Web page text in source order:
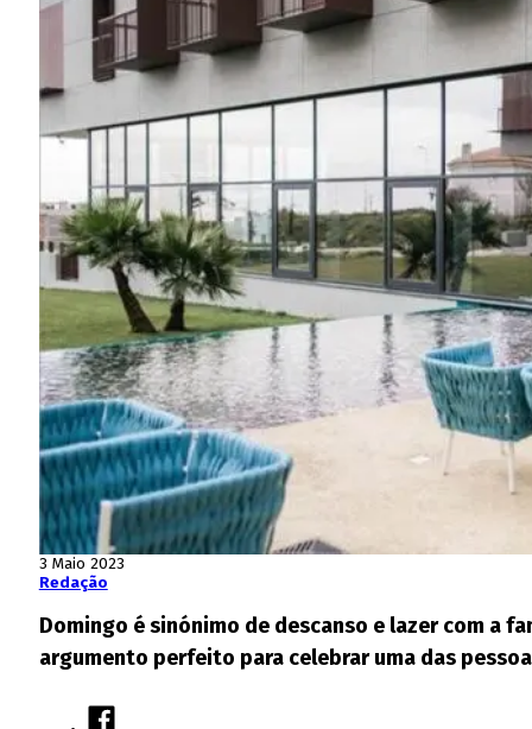
3 Maio 2023
Redação
Domingo é sinónimo de descanso e lazer com a
argumento perfeito para celebrar uma das